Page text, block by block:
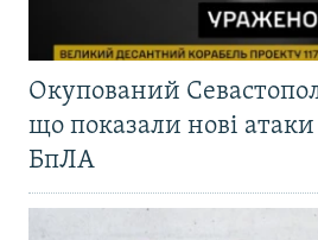
Окупований
що показали нові
БпЛА